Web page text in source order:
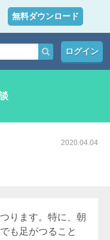
無料ダウンロード
ログイン
2020.04.04
ります。特に、朝
も足がつること